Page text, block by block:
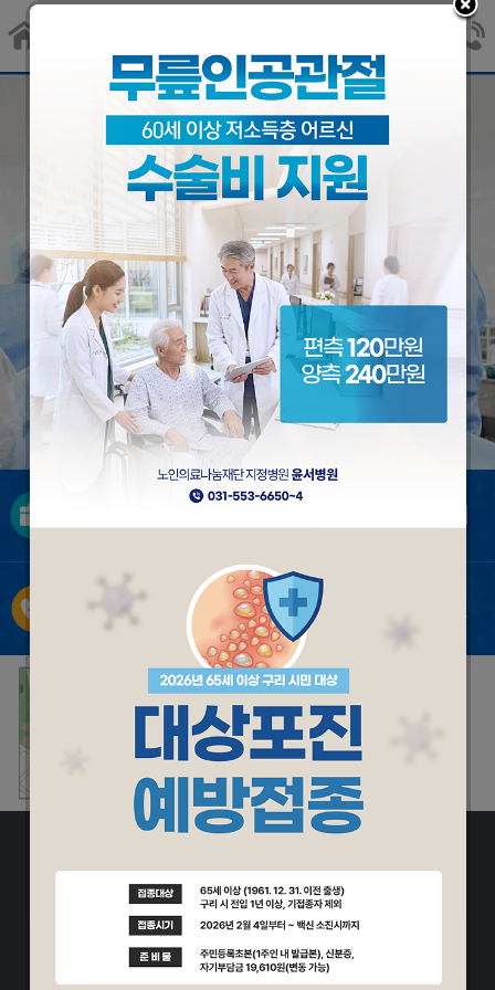
상호: 윤서병원 / 원장 : 정수복
대표전화 : 031-553-6650 / 팩스 : 031-554-0002
사업자등록번호 : 132-24-42958
환자의 권리와의무|비급여항목